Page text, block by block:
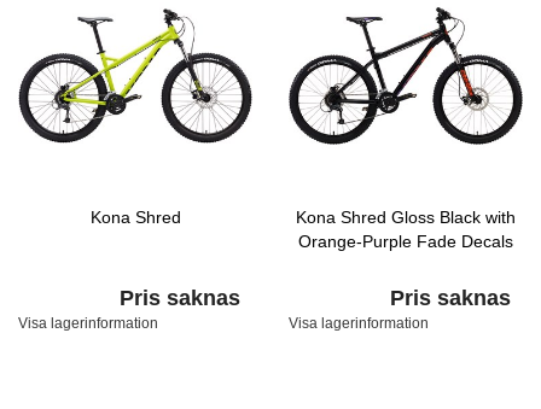
Kona Shred
Pris saknas
Visa lagerinformation
Kona Shred Gloss Black with
Orange-Purple Fade Decals
Pris saknas
Visa lagerinformation